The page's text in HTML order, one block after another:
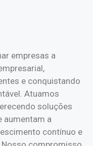
empresas a
e conquistando
Atuamos
soluções
aumentam a
contínuo e